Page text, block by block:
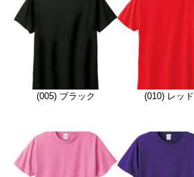
(005) ブラック (010) レッド